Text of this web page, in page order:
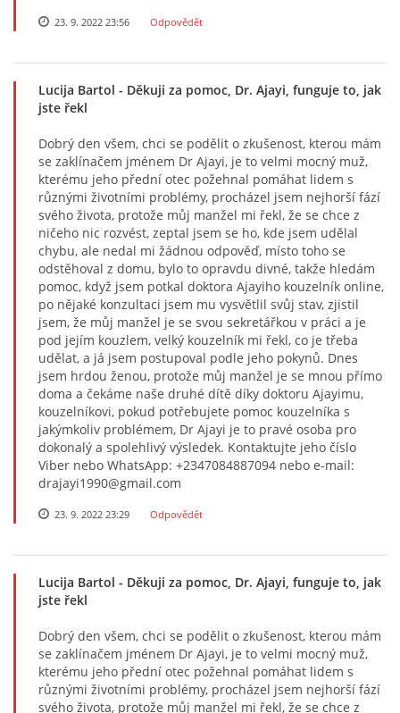
23. 9. 2022 23:56 Odpovědět
Lucija Bartol - Děkuji za pomoc, Dr. Ajayi, funguje to, jak
jste řekl
Dobrý den všem, chci se podělit o zkušenost, kterou mám
se zaklínačem jménem Dr Ajayi, je to velmi mocný muž,
kterému jeho přední otec požehnal pomáhat lidem s
různými životními problémy, procházel jsem nejhorší fází
svého života, protože můj manžel mi řekl, že se chce z
ničeho nic rozvést, zeptal jsem se ho, kde jsem udělal
chybu, ale nedal mi žádnou odpověď, místo toho se
odstěhoval z domu, bylo to opravdu divné, takže hledám
pomoc, když jsem potkal doktora Ajayiho kouzelník online,
po nějaké konzultaci jsem mu vysvětlil svůj stav, zjistil
jsem, že můj manžel je se svou sekretářkou v práci a je
pod jejím kouzlem, velký kouzelník mi řekl, co je třeba
udělat, a já jsem postupoval podle jeho pokynů. Dnes
jsem hrdou ženou, protože můj manžel je se mnou přímo
doma a čekáme naše druhé dítě díky doktoru Ajayimu,
kouzelníkovi, pokud potřebujete pomoc kouzelníka s
jakýmkoliv problémem, Dr Ajayi je to pravé osoba pro
dokonalý a spolehlivý výsledek. Kontaktujte jeho číslo
Viber nebo WhatsApp: +2347084887094 nebo e-mail:
drajayi1990@gmail.com
23. 9. 2022 23:29 Odpovědět
Lucija Bartol - Děkuji za pomoc, Dr. Ajayi, funguje to, jak
jste řekl
Dobrý den všem, chci se podělit o zkušenost, kterou mám
se zaklínačem jménem Dr Ajayi, je to velmi mocný muž,
kterému jeho přední otec požehnal pomáhat lidem s
různými životními problémy, procházel jsem nejhorší fází
svého života, protože můj manžel mi řekl, že se chce z